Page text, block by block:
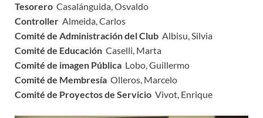
Tesorero Casalánguida, Osvaldo
Controller Almeida, Carlos
Comité de Administración del Club Albisu, Silvia
Comité de Educación Caselli, Marta
Comité de imagen Pública Lobo, Guillermo
Comité de Membresía Olleros, Marcelo
Comité de Proyectos de Servicio Vivot, Enrique